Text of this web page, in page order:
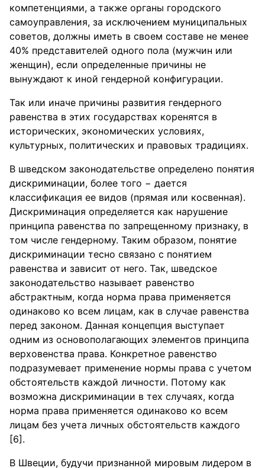
компетенциями, а также органы городского
самоуправления, за исключением муниципальных
советов, должны иметь в своем составе не менее
40% представителей одного пола (мужчин или
женщин), если определенные причины не
вынуждают к иной гендерной конфигурации.
Так или иначе причины развития гендерного
равенства в этих государствах коренятся в
исторических, экономических условиях,
культурных, политических и правовых традициях.
В шведском законодательстве определено понятия
дискриминации, более того − дается
классификация ее видов (прямая или косвенная).
Дискриминация определяется как нарушение
принципа равенства по запрещенному признаку, в
том числе гендерному. Таким образом, понятие
дискриминации тесно связано с понятием
равенства и зависит от него. Так, шведское
законодательство называет равенство
абстрактным, когда норма права применяется
одинаково ко всем лицам, как в случае равенства
перед законом. Данная концепция выступает
одним из основополагающих элементов принципа
верховенства права. Конкретное равенство
подразумевает применение нормы права с учетом
обстоятельств каждой личности. Потому как
возможна дискриминации в тех случаях, когда
норма права применяется одинаково ко всем
лицам без учета личных обстоятельств каждого
[6].
В Швеции, будучи признанной мировым лидером в